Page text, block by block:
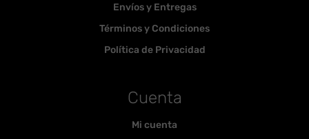
Envíos y Entregas
Términos y Condiciones
Política de Privacidad
Cuenta
Mi cuenta